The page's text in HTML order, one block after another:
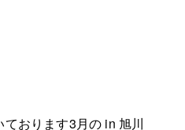
おります3月の in 旭川